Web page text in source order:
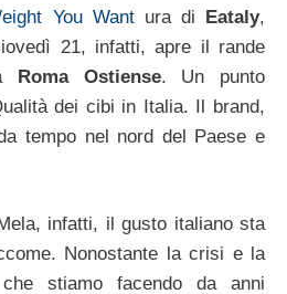
You Wantura di Eataly,
21, infatti, apre il rande
Roma Ostiense. Un punto
dei cibi in Italia. Il brand,
tempo nel nord del Paese e
infatti, il gusto italiano sta
Nonostante la crisi e la
stiamo facendo da anni